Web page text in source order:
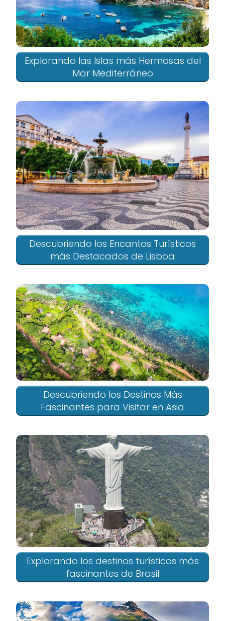
Explorando las Islas más Hermosas del
Mar Mediterráneo
Descubriendo los Encantos Turísticos
más Destacados de Lisboa
Descubriendo los Destinos Más
Fascinantes para Visitar en Asia
Explorando los destinos turísticos más
fascinantes de Brasil